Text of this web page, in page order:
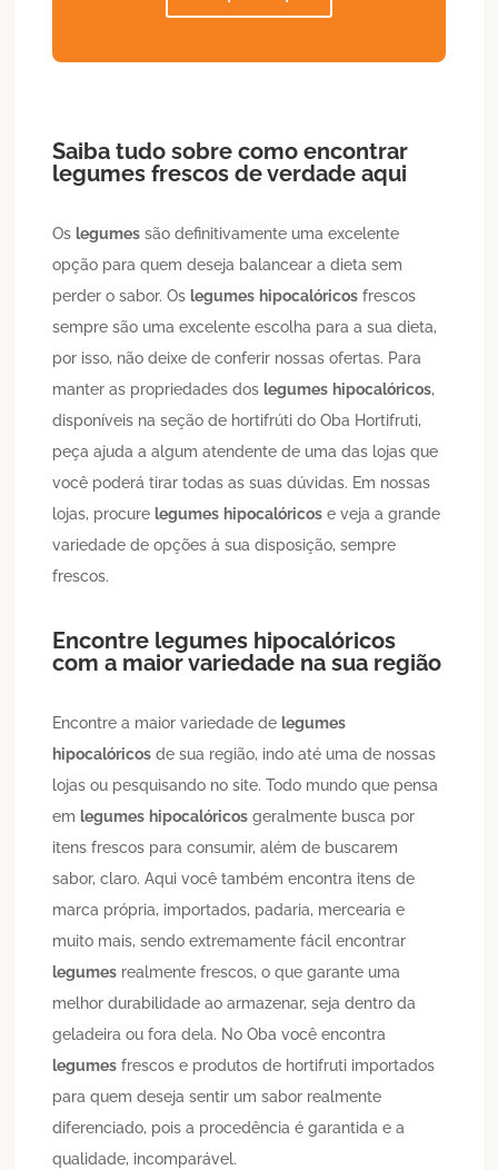
Saiba tudo sobre como encontrar
legumes frescos de verdade aqui
Os legumes são definitivamente uma excelente
opção para quem deseja balancear a dieta sem
perder o sabor. Os legumes hipocalóricos frescos
sempre são uma excelente escolha para a sua dieta,
por isso, não deixe de conferir nossas ofertas. Para
manter as propriedades dos legumes hipocalóricos,
disponíveis na seção de hortifrúti do Oba Hortifruti,
peça ajuda a algum atendente de uma das lojas que
você poderá tirar todas as suas dúvidas. Em nossas
lojas, procure legumes hipocalóricos e veja a grande
variedade de opções à sua disposição, sempre
frescos.
Encontre legumes hipocalóricos
com a maior variedade na sua região
Encontre a maior variedade de legumes
hipocalóricos de sua região, indo até uma de nossas
lojas ou pesquisando no site. Todo mundo que pensa
em legumes hipocalóricos geralmente busca por
itens frescos para consumir, além de buscarem
sabor, claro. Aqui você também encontra itens de
marca própria, importados, padaria, mercearia e
muito mais, sendo extremamente fácil encontrar
legumes realmente frescos, o que garante uma
melhor durabilidade ao armazenar, seja dentro da
geladeira ou fora dela. No Oba você encontra
legumes frescos e produtos de hortifruti importados
para quem deseja sentir um sabor realmente
diferenciado, pois a procedência é garantida e a
qualidade, incomparável.